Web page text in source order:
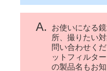
A.
お使いになる
所、撮りたい
問い合わせく
ットフィルタ
の製品名もお